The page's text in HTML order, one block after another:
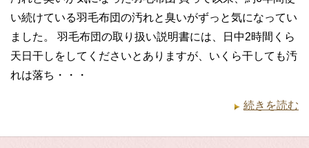
い続けている羽毛布団の汚れと臭いがずっと気になってい
ました。 羽毛布団の取り扱い説明書には、日中2時間くら
天日干しをしてくださいとありますが、いくら干しても汚
れは落ち・・・
続きを読む